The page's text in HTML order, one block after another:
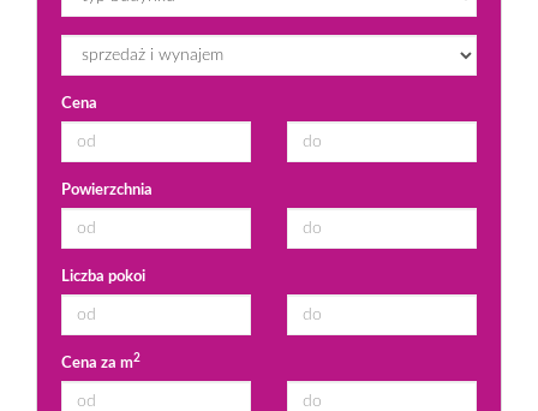
Cena
Powierzchnia
Liczba pokoi
Cena za m2